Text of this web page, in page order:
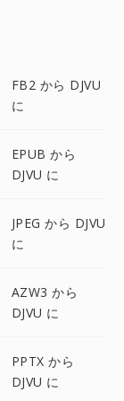
FB2 から DJVU
に
EPUB から
DJVU に
JPEG から DJVU
に
AZW3 から
DJVU に
PPTX から
DJVU に